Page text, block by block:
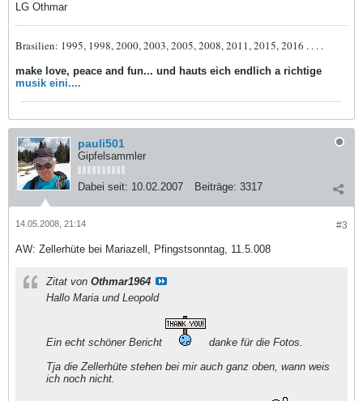
LG Othmar
Brasilien: 1995, 1998, 2000, 2003, 2005, 2008, 2011, 2015, 2016 . . . .
make love, peace and fun... und hauts eich endlich a richtige
musik eini....
pauli501
Gipfelsammler
Dabei seit: 10.02.2007 Beiträge: 3317
#3
14.05.2008, 21:14
AW: Zellerhüte bei Mariazell, Pfingstsonntag, 11.5.008
Zitat von Othmar1964
Hallo Maria und Leopold
Ein echt schöner Bericht
danke für die Fotos.
Tja die Zellerhüte stehen bei mir auch ganz oben, wann weis
ich noch nicht.